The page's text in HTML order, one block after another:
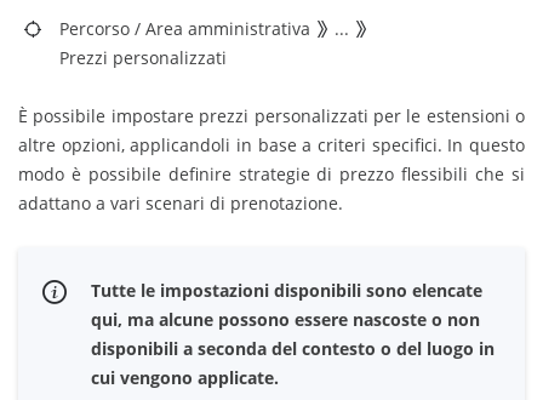
Percorso / Area amministrativa
...
Prezzi personalizzati
È possibile impostare prezzi personalizzati per le estensioni o
altre opzioni, applicandoli in base a criteri specifici. In questo
modo è possibile definire strategie di prezzo flessibili che si
adattano a vari scenari di prenotazione.
Tutte le impostazioni disponibili sono elencate
qui, ma alcune possono essere nascoste o non
disponibili a seconda del contesto o del luogo in
cui vengono applicate.